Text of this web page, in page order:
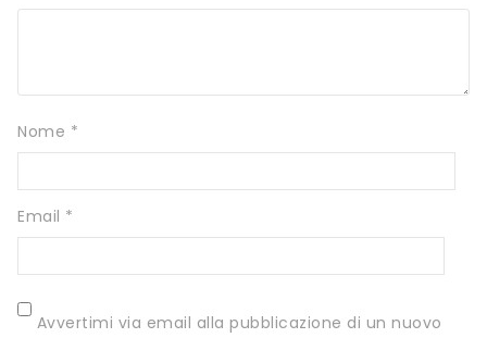
SIS
SYFORM
Nome *
Email *
Avvertimi via email alla pubblicazione di un nuovo